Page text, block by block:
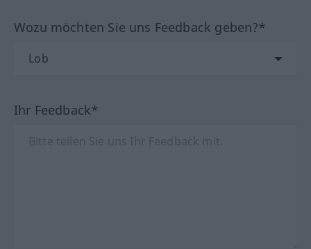
Wozu möchten Sie uns Feedback geben?*
Ihr Feedback*